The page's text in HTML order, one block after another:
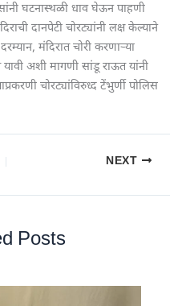
घटनास्थळी धाव घेऊन पाहणी
दानपेटी चोरट्यांनी लक्ष केल्याने
मंदिरात चोरी करणाऱ्या
अशी मागणी सांडू राऊत यांनी
चोरट्यांविरुध्द टेंभुर्णी पोलिस
NEXT
Posts